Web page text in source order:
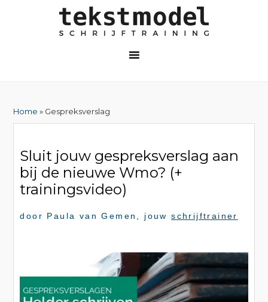
Home » Gespreksverslag
Sluit jouw gespreksverslag aan
bij de nieuwe Wmo? (+
trainingsvideo)
door Paula van Gemen , jouwschrijftrainer